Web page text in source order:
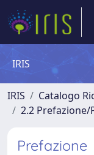
IRIS
IRIS Catalogo
2.2
Prefazione